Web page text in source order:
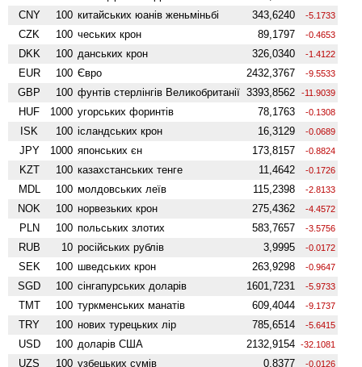
CNY 100 китайських юанів женьмiньбi 343,6240 -5.1733
CZK 100 чеських крон 89,1797 -0.4653
DKK 100 данських крон 326,0340 -1.4122
EUR 100 Євро 2432,3767 -9.5533
GBP 100 фунтів стерлінгів Велико­британії 3393,8562 -11.9039
HUF 1000 угорських форинтів 78,1763 -0.1308
ISK 100 ісландських крон 16,3129 -0.0689
JPY 1000 японських єн 173,8157 -0.8824
KZT 100 казахстанських тенге 11,4642 -0.1726
MDL 100 молдовських леїв 115,2398 -2.8133
NOK 100 норвезьких крон 275,4362 -4.4572
PLN 100 польських злотих 583,7657 -3.5756
RUB 10 російських рублів 3,9995 -0.0172
SEK 100 шведських крон 263,9298 -0.9647
SGD 100 сінгапурських доларів 1601,7231 -5.9733
TMT 100 туркменських манатів 609,4044 -9.1737
TRY 100 нових турецьких лір 785,6514 -5.6415
USD 100 доларів США 2132,9154 -32.1081
UZS 100 узбецьких сумів 0,8377 -0.0126